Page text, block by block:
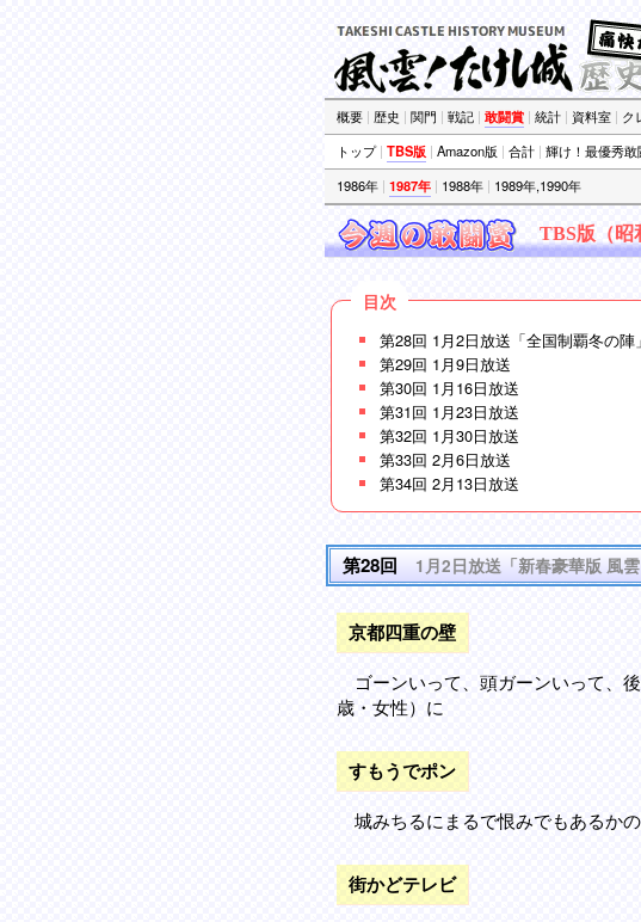
概要 | 歴史 | 関門 | 戦記 | 敢闘賞 | 統計 | 資料室 | ク
トップ| TBS版 | Amazon版 | 合計 | 輝け！最優秀敢
1986年 | 1987年 | 1988年 | 1989年,1990年
TBS版（昭
第28回 1月2日放送「全国制覇冬の陣」
第29回 1月9日放送
第30回 1月16日放送
第31回 1月23日放送
第32回 1月30日放送
第33回 2月6日放送
第34回 2月13日放送
第28回 1月2日放送「新春豪華版 風
京都四重の壁
ゴーンいって、頭ガーンいって、
歳・女性）に
すもうでポン
城みちるにまるで恨みでもあるか
街かどテレビ